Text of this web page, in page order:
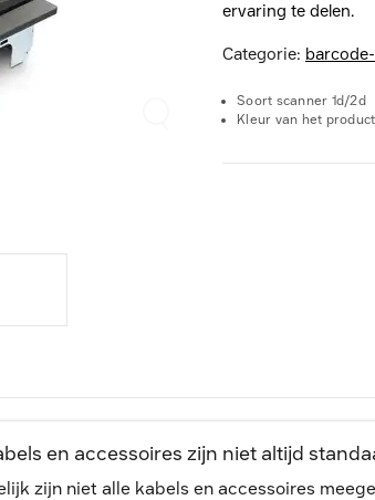
ervaring te delen.
Categorie:
Soort scanner 1d/2d
Kleur van het
en accessoires zijn niet altijd
zijn niet alle kabels en accessoires